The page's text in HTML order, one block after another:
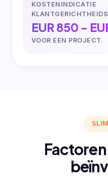
KOSTENINDICATIE
EUR 850 -
VOOR EEN PROJECT